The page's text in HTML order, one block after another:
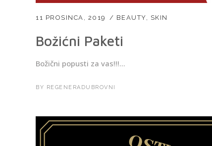
11 PROSINCA, 2019 BEAUTY, SKIN
Božićni Paketi
Božični popusti za vas!!!...
BY REGENERADUBROVNI